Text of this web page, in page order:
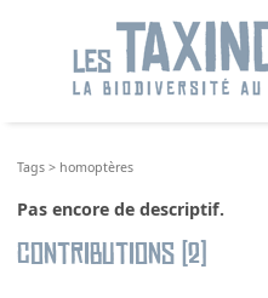
Tags > homoptères
Pas encore de descriptif.
Contributions (2)